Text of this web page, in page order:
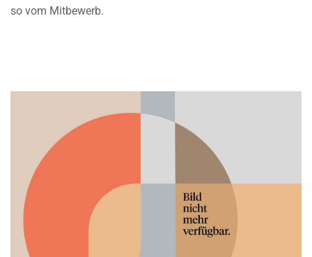
so vom Mitbewerb.